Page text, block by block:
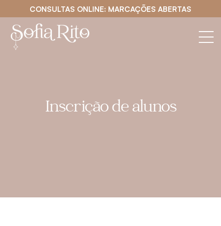
CONSULTAS ONLINE: MARCAÇÕES ABERTAS
Inscrição de alunos